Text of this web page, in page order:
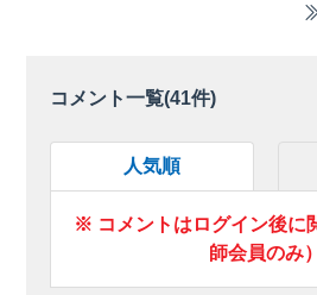
コメント一覧(41件)
人気順
※ コメントはログイン後に
師会員のみ）